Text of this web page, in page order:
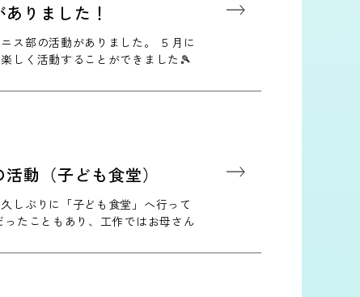
りました！
ス部の活動がありました。 ５月に
しく活動することができました🎾
動（子ども食堂）
しぶりに「子ども食堂」へ行って
たこともあり、工作ではお母さん